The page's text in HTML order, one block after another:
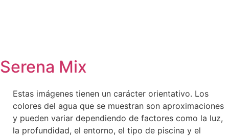
Serena Mix
Estas imágenes tienen un carácter orientativo. Los
colores del agua que se muestran son aproximaciones
y pueden variar dependiendo de factores como la luz,
la profundidad, el entorno, el tipo de piscina y el